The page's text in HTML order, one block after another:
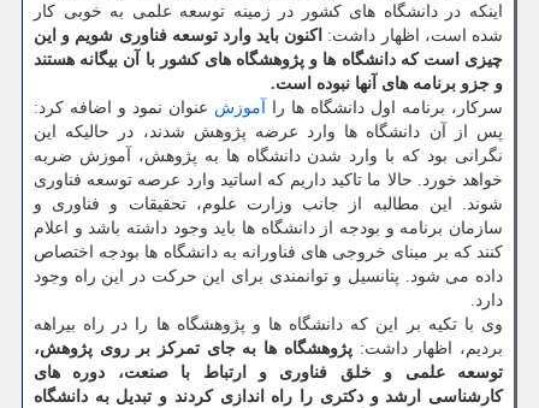
اینکه در دانشگاه های کشور در زمینه توسعه علمی به خوبی کار
شده است، اظهار داشت: اکنون باید وارد توسعه فناوری شویم و این
چیزی است که دانشگاه ها و پژوهشگاه های کشور با آن بیگانه هستند
و جزو برنامه های آنها نبوده است.
سرکار، برنامه اول دانشگاه ها را
آموزش عنوان نمود و اضافه کرد:
پس از آن دانشگاه ها وارد عرضه پژوهش شدند، در حالیکه این
نگرانی بود که با وارد شدن دانشگاه ها به پژوهش، آموزش ضربه
خواهد خورد. حالا ما تاکید داریم که اساتید وارد عرصه توسعه فناوری
شوند. این مطالبه از جانب وزارت علوم، تحقیقات و فناوری و
سازمان برنامه و بودجه از دانشگاه ها باید وجود داشته باشد و اعلام
کنند که بر مبنای خروجی های فناورانه به دانشگاه ها بودجه اختصاص
داده می شود. پتانسیل و توانمندی برای این حرکت در این راه وجود
دارد.
وی با تکیه بر این که دانشگاه ها و پژوهشگاه ها را در راه بیراهه
بردیم، اظهار داشت:پژوهشگاه ها به جای تمرکز بر روی پژوهش،
توسعه علمی و خلق فناوری و ارتباط با صنعت، دوره های
کارشناسی ارشد و دکتری را راه اندازی کردند و تبدیل به دانشگاه